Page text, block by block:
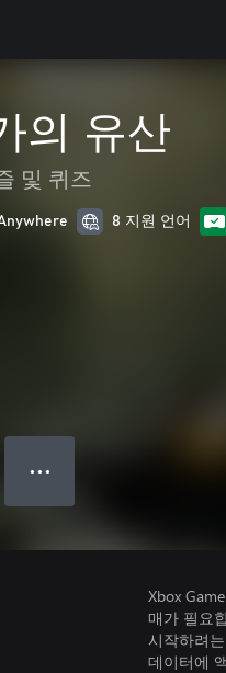
의 유산
및 퀴즈
8 지원 언어
● ● ●
Xbox
매가 필요
시작하려
데이터에